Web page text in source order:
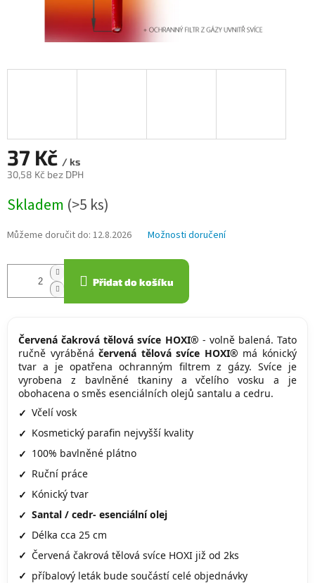
37 Kč / ks
30,58 Kč bez DPH
cena:
Skladem (>5 ks)
Můžeme doručit do: 12.8.2026 Možnosti doručení
Přidat do košíku
Červená čakrová tělová svíce HOXI® - volně balená. Tato
ručně vyráběnáčervená tělová svíce HOXI® má kónický
tvar a je opatřena ochranným filtrem z gázy. Svíce je
vyrobena z bavlněné tkaniny a včelího vosku a je
obohacena o směs esenciálních olejů santalu a cedru.
Včelí vosk
Kosmetický parafin nejvyšší kvality
100% bavlněné plátno
Ruční práce
Kónický tvar
Santal / cedr- esenciální olej
Délka cca 25 cm
Červená čakrová tělová svíce HOXI již od 2ks
příbalový leták bude součástí celé objednávky